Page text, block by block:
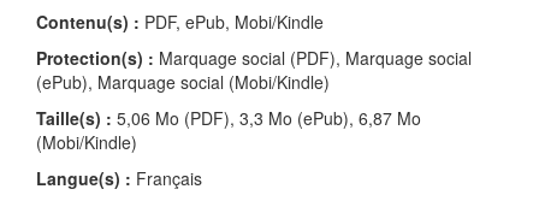
Contenu(s) : PDF, ePub, Mobi/Kindle
Protection(s) : Marquage social (PDF), Marquage social
(ePub), Marquage social (Mobi/Kindle)
Taille(s) : 5,06 Mo (PDF), 3,3 Mo (ePub), 6,87 Mo
(Mobi/Kindle)
Langue(s) : Français